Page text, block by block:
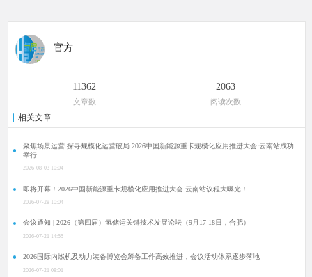
官方
11362
文章数
2063
阅读次数
相关文章
聚焦场景运营 探寻规模化运营破局 2026中国新能源重卡规模化应用推进大会·云南站成功
举行
2026-08-03 10:04
即将开幕！2026中国新能源重卡规模化应用推进大会·云南站议程大曝光！
2026-07-28 10:04
会议通知 | 2026（第四届）氢储运关键技术发展论坛（9月17-18日，合肥）
2026-07-21 14:55
2026国际内燃机及动力装备博览会筹备工作高效推进，会议活动体系逐步落地
2026-07-21 08:01